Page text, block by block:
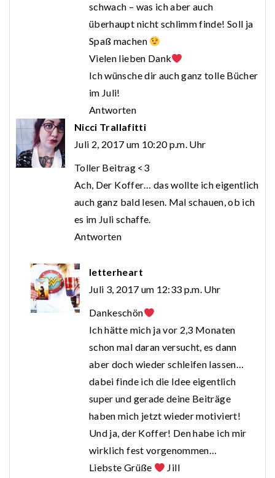
schwach – was ich aber auch
überhaupt nicht schlimm finde! Soll ja
Spaß machen
Vielen lieben Dank
Ich wünsche dir auch ganz tolle Bücher
im Juli!
Antworten
Nicci Trallafitti
Juli 2, 2017 um 10:20 p.m. Uhr
Toller Beitrag <3
Ach, Der Koffer… das wollte ich eigentlich
auch ganz bald lesen. Mal schauen, ob ich
es im Juli schaffe.
Antworten
letterheart
Juli 3, 2017 um 12:33 p.m. Uhr
Dankeschön
Ich hätte mich ja vor 2,3 Monaten
schon mal daran versucht, es dann
aber doch wieder schleifen lassen…
dabei finde ich die Idee eigentlich
super und gerade deine Beiträge
haben mich jetzt wieder motiviert!
Und ja, der Koffer! Den habe ich mir
wirklich fest vorgenommen…
Liebste Grüße
Jill